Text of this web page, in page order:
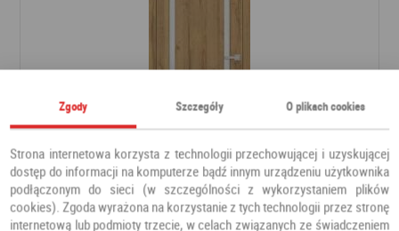
DRZWI FREZJA 9
Zgody Szczegóły O plikach cookies
Strona internetowa korzysta z technologii przechowującej i uzyskującej
dostęp do informacji na komputerze bądź innym urządzeniu użytkownika
podłączonym do sieci (w szczególności z wykorzystaniem plików
cookies). Zgoda wyrażona na korzystanie z tych technologii przez stronę
internetową lub podmioty trzecie, w celach związanych ze świadczeniem